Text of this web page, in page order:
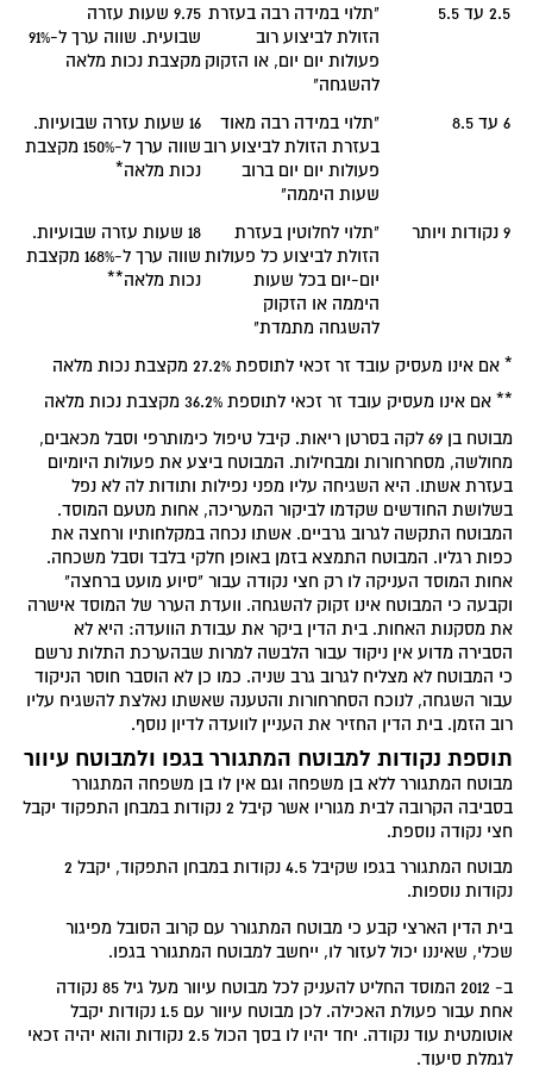
2.5 עד 5.5
"תלוי במידה רבה בעזרת
הזולת לביצוע רוב
פעולות יום יום, או הזקוק
להשגחה"
9.75 שעות עזרה
שבועית. שווה ערך ל-91%
מקצבת נכות מלאה
6 עד 8.5
"תלוי במידה רבה מאוד
בעזרת הזולת לביצוע רוב
פעולות יום יום ברוב
שעות היממה"
16 שעות עזרה שבועיות.
שווה ערך ל-150% מקצבת
נכות מלאה*
9 נקודות ויותר
"תלוי לחלוטין בעזרת
הזולת לביצוע כל פעולות
יום-יום בכל שעות
היממה או הזקוק
להשגחה מתמדת"
18 שעות עזרה שבועיות.
שווה ערך ל-168% מקצבת
נכות מלאה**
* אם אינו מעסיק עובד זר זכאי לתוספת 27.2% מקצבת נכות מלאה
** אם אינו מעסיק עובד זר זכאי לתוספת 36.2% מקצבת נכות מלאה
מבוטח בן 69 לקה בסרטן ריאות. קיבל טיפול כימותרפי וסבל מכאבים,
מחולשה, מסחרחורות ומבחילות. המבוטח ביצע את פעולות היומיום
בעזרת אשתו. היא השגיחה עליו מפני נפילות ותודות לה לא נפל
בשלושת החודשים שקדמו לביקור המעריכה, אחות מטעם המוסד.
המבוטח התקשה לגרוב גרביים. אשתו נכחה במקלחותיו ורחצה את
כפות רגליו. המבוטח התמצא בזמן באופן חלקי בלבד וסבל משכחה.
אחות המוסד העניקה לו רק חצי נקודה עבור "סיוע מועט ברחצה"
וקבעה כי המבוטח אינו זקוק להשגחה. וועדת הערר של המוסד אישרה
את מסקנות האחות. בית הדין ביקר את עבודת הוועדה: היא לא
הסבירה מדוע אין ניקוד עבור הלבשה למרות שבהערכת התלות נרשם
כי המבוטח לא מצליח לגרוב גרב שניה. כמו כן לא הוסבר חוסר הניקוד
עבור השגחה, לנוכח הסחרחורות והטענה שאשתו נאלצת להשגיח עליו
רוב הזמן. בית הדין החזיר את העניין לוועדה לדיון נוסף.
תוספת נקודות למבוטח המתגורר בגפו ולמבוטח עיוור
מבוטח המתגורר ללא בן משפחה וגם אין לו בן משפחה המתגורר
בסביבה הקרובה לבית מגוריו אשר קיבל 2 נקודות במבחן התפקוד יקבל
חצי נקודה נוספת.
מבוטח המתגורר בגפו שקיבל 4.5 נקודות במבחן התפקוד, יקבל 2
נקודות נוספות.
בית הדין הארצי קבע כי מבוטח המתגורר עם קרוב הסובל מפיגור
שכלי, שאיננו יכול לעזור לו, ייחשב למבוטח המתגורר בגפו.
ב- 2012 המוסד החליט להעניק לכל מבוטח עיוור מעל גיל 85 נקודה
אחת עבור פעולת האכילה. לכן מבוטח עיוור עם 1.5 נקודות יקבל
אוטומטית עוד נקודה. יחד יהיו לו בסך הכול 2.5 נקודות והוא יהיה זכאי
לגמלת סיעוד.